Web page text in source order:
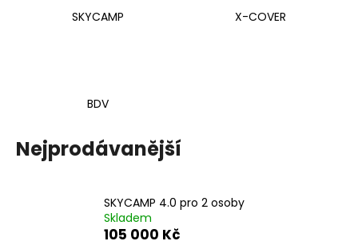
SKYCAMP X-COVER
BDV
Nejprodávanější
SKYCAMP 4.0 pro 2 osoby
Skladem
105 000 Kč